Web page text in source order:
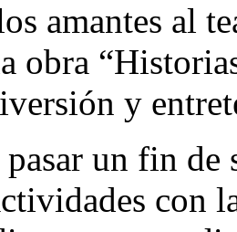
amantes al
obra
y
un fin de
con